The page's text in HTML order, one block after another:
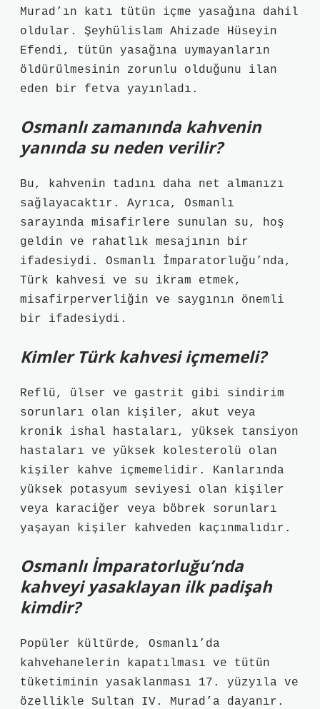
Murad’ın katı tütün içme yasağına dahil
oldular. Şeyhülislam Ahizade Hüseyin
Efendi, tütün yasağına uymayanların
öldürülmesinin zorunlu olduğunu ilan
eden bir fetva yayınladı.
Osmanlı zamanında kahvenin
yanında su neden verilir?
Bu, kahvenin tadını daha net almanızı
sağlayacaktır. Ayrıca, Osmanlı
sarayında misafirlere sunulan su, hoş
geldin ve rahatlık mesajının bir
ifadesiydi. Osmanlı İmparatorluğu’nda,
Türk kahvesi ve su ikram etmek,
misafirperverliğin ve saygının önemli
bir ifadesiydi.
Kimler Türk kahvesi içmemeli?
Reflü, ülser ve gastrit gibi sindirim
sorunları olan kişiler, akut veya
kronik ishal hastaları, yüksek tansiyon
hastaları ve yüksek kolesterolü olan
kişiler kahve içmemelidir. Kanlarında
yüksek potasyum seviyesi olan kişiler
veya karaciğer veya böbrek sorunları
yaşayan kişiler kahveden kaçınmalıdır.
Osmanlı İmparatorluğu’nda
kahveyi yasaklayan ilk padişah
kimdir?
Popüler kültürde, Osmanlı’da
kahvehanelerin kapatılması ve tütün
tüketiminin yasaklanması 17. yüzyıla ve
özellikle Sultan IV. Murad’a dayanır.